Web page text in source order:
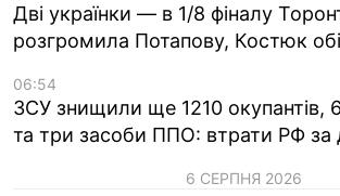
Дві українки — в 1/8 фіналу
розгромила Потапову, Костюк
06:54
ЗСУ знищили ще 1210 окупантів,
та три засоби ППО: втрати РФ за
6 СЕРПНЯ 2026